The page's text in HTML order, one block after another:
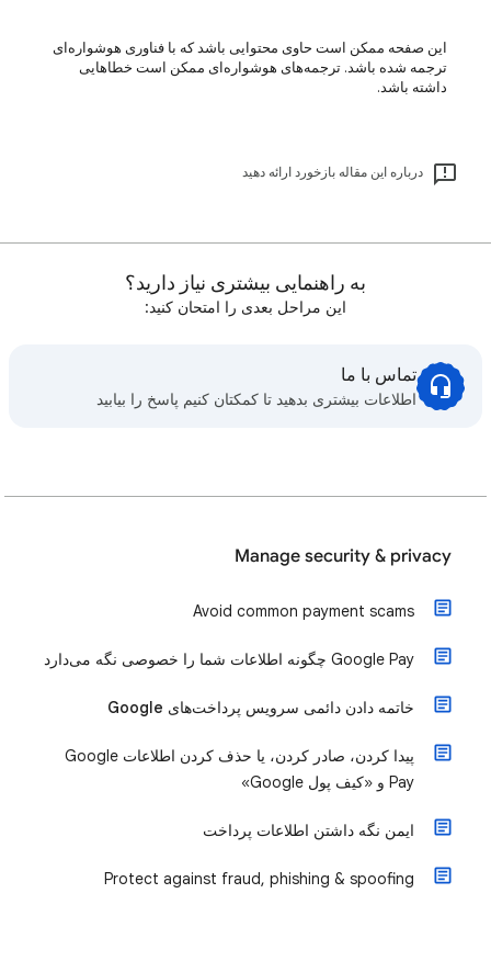
این صفحه ممکن است حاوی محتوایی باشد که با فناوری هوشواره‌ای
ترجمه شده باشد. ترجمه‌های هوشواره‌ای ممکن است خطاهایی
داشته باشد.
درباره این مقاله بازخورد ارائه دهید
به راهنمایی بیشتری نیاز دارید؟
این مراحل بعدی را امتحان کنید:
تماس با ما
اطلاعات بیشتری بدهید تا کمکتان کنیم پاسخ را بیابید
Manage security & privacy
Avoid common payment scams
‫Google Pay چگونه اطلاعات شما را خصوصی نگه می‌دارد
خاتمه دادن دائمی سرویس پرداخت‌های Google
پیدا کردن، صادر کردن، یا حذف کردن اطلاعات Google
Pay و «کیف پول Google»
ایمن نگه داشتن اطلاعات پرداخت
Protect against fraud, phishing & spoofing